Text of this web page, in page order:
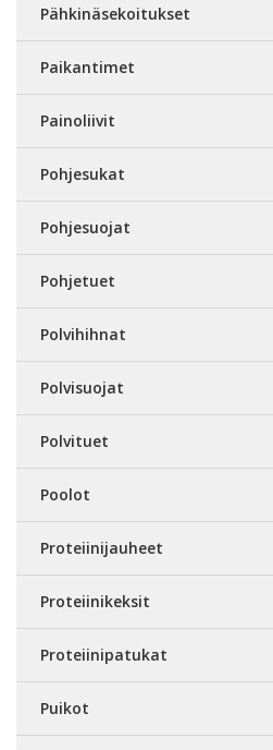
Pähkinäsekoitukset
Paikantimet
Painoliivit
Pohjesukat
Pohjesuojat
Pohjetuet
Polvihihnat
Polvisuojat
Polvituet
Poolot
Proteiinijauheet
Proteiinikeksit
Proteiinipatukat
Puikot